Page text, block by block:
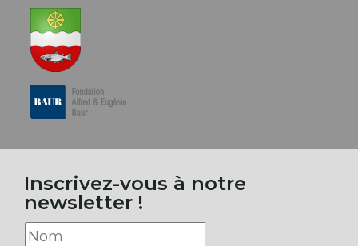
Inscrivez-vous à notre
newsletter !